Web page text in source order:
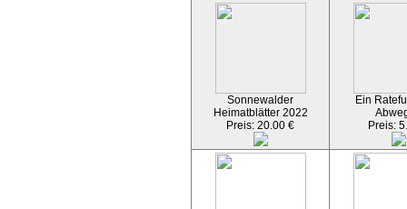
Sonnewalder
Heimatblätter 2022
Preis: 20.00 €
Ein
Preis: